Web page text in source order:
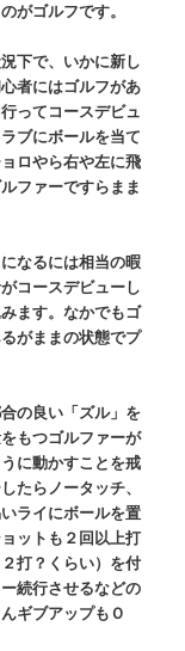
がゴルフです。
下で、いかに新し
者にはゴルフがあ
ってコースデビュ
ブにボールを当て
ロやら右や左に飛
ファーですらまま
なるには相当の暇
コースデビューし
ます。なかでもゴ
がままの状態でプ
の良い「ズル」を
もつゴルファーが
に動かすことを戒
たらノータッチ、
ライにボールを置
ットも２回以上打
打？くらい）を付
続行させるなどの
ギブアップもＯ